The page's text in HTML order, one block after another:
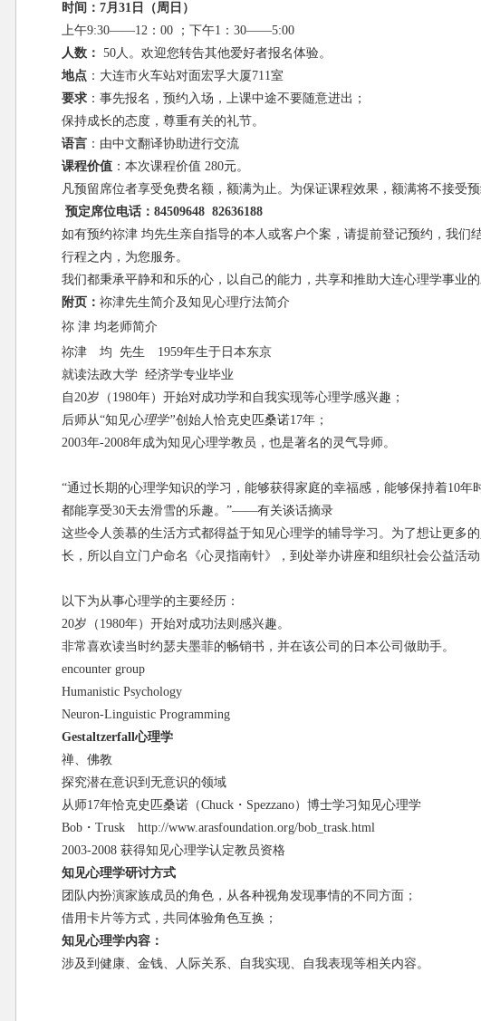
时间： 7月 31 日（周日）
上午9:30——12：00 ；下午1：30——5:00
人数： 50人。欢迎您转告其他爱好者报名体验。
地点 ：大连市火车站对面宏孚大厦711室
要求 ：事先报名，预约入场，上课中途不要随意进出；
保持成长的态度，尊重有关的礼节。
语言 ：由中文翻译协助进行交流
课程价值 ：本次课程价值 280元。
凡预留席位者享受免费名额，额满为止。为保证课程效果，额满将不接受
预定席位电话： 84509648 82636188
如有预约祢津 均先生亲自指导的本人或客户个案，请提前登记预约，我们
行程之内，为您服务。
我们都秉承平静和和乐的心，以自己的能力，共享和推助大连心理学事业
附页： 祢津先生简介及知见心理疗法简介
祢 津 均老师简介
祢津 均 先生 1959年生于日本东京
就读法政大学 经济学专业毕业
自20岁（1980年）开始对成功学和自我实现等心理学感兴趣；
后师从“知见心理学”创始人恰克史匹桑诺17年；
2003年-2008年成为知见心理学教员，也是著名的灵气导师。
“通过长期的心理学知识的学习，能够获得家庭的幸福感，能够保持着10
都能享受30天去滑雪的乐趣。”——有关谈话摘录
这些令人羡慕的生活方式都得益于知见心理学的辅导学习。为了想让更多
长，所以自立门户命名《心灵指南针》，到处举办讲座和组织社会公益活
以下为从事心理学的主要经历：
20岁（1980年）开始对成功法则感兴趣。
非常喜欢读当时约瑟夫墨菲的畅销书，并在该公司的日本公司做助手。
encounter group
Humanistic Psychology
Neuron-Linguistic Programming
Gestaltzerfall心理学
禅、佛教
探究潜在意识到无意识的领域
从师17年恰克史匹桑诺（Chuck・Spezzano）博士学习知见心理学
Bob・Trusk http://www.arasfoundation.org/bob_trask.html
2003-2008 获得知见心理学认定教员资格
知见心理学研讨方式
团队内扮演家族成员的角色，从各种视角发现事情的不同方面；
借用卡片等方式，共同体验角色互换；
知见心理学内容：
涉及到健康、金钱、人际关系、自我实现、自我表现等相关内容。